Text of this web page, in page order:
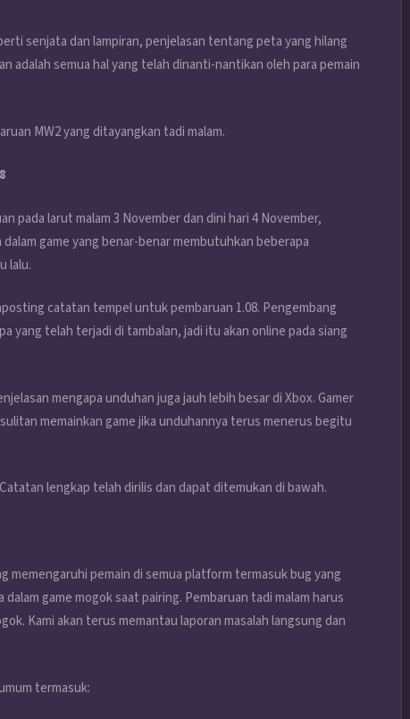
senjata dan lampiran, penjelasan tentang peta yang hilang
adalah semua hal yang telah dinanti-nantikan oleh para pemain
MW2 yang ditayangkan tadi malam.
pada larut malam 3 November dan dini hari 4 November,
game yang benar-benar membutuhkan beberapa
lalu.
catatan tempel untuk pembaruan 1.08. Pengembang
yang telah terjadi di tambalan, jadi itu akan online pada siang
mengapa unduhan juga jauh lebih besar di Xbox. Gamer
memainkan game jika unduhannya terus menerus begitu
lengkap telah dirilis dan dapat ditemukan di bawah.
memengaruhi pemain di semua platform termasuk bug yang
game mogok saat pairing. Pembaruan tadi malam harus
Kami akan terus memantau laporan masalah langsung dan
termasuk: